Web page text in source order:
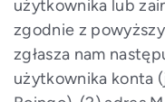
użytkownika lub
zgodnie z
zgłasza nam
użytkownika konta